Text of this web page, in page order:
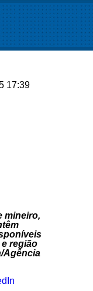
17:39
mineiro,
região
Agência